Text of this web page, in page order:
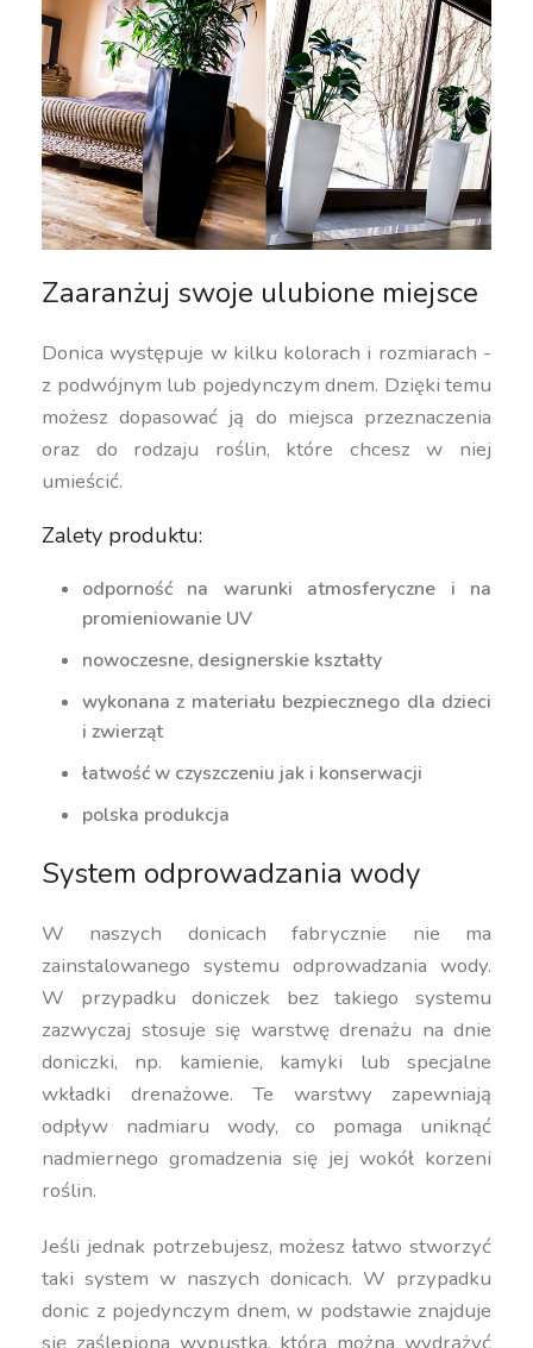
Zaaranżuj swoje ulubione miejsce
Donica występuje w kilku kolorach i rozmiarach -
z podwójnym lub pojedynczym dnem. Dzięki temu
możesz dopasować ją do miejsca przeznaczenia
oraz do rodzaju roślin, które chcesz w niej
umieścić.
Zalety produktu:
odporność na warunki atmosferyczne i na
promieniowanie UV
nowoczesne, designerskie kształty
wykonana z materiału bezpiecznego dla dzieci
i zwierząt
łatwość w czyszczeniu jak i konserwacji
polska produkcja
System odprowadzania wody
W naszych donicach fabrycznie nie ma
zainstalowanego systemu odprowadzania wody.
W przypadku doniczek bez takiego systemu
zazwyczaj stosuje się warstwę drenażu na dnie
doniczki, np. kamienie, kamyki lub specjalne
wkładki drenażowe. Te warstwy zapewniają
odpływ nadmiaru wody, co pomaga uniknąć
nadmiernego gromadzenia się jej wokół korzeni
roślin.
Jeśli jednak potrzebujesz, możesz łatwo stworzyć
taki system w naszych donicach. W przypadku
donic z pojedynczym dnem, w podstawie znajduje
się zaślepiona wypustka, którą można wydrążyć